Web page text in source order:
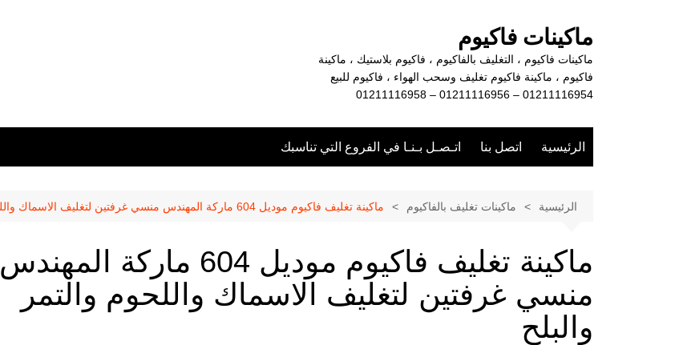
ماكينات فاكيوم
ماكينات فاكيوم ، التغليف بالفاكيوم ، فاكيوم بلاستيك ، ماكينة
فاكيوم ، ماكينة فاكيوم تغليف وسحب الهواء ، فاكيوم للبيع
01211116954 – 01211116956 – 01211116958
الرئيسية اتصل بنا اتـصـل بـنـا في الفروع التي تناسبك
الرئيسية ماكينات تغليف بالفاكيوم ماكينة تغليف فاكيوم موديل 604 ماركة المهندس منسي غرفتين لتغليف الاسماك واللحوم والتمر والبلح
ماكينة تغليف فاكيوم موديل 604 ماركة المهندس
منسي غرفتين لتغليف الاسماك واللحوم والتمر
والبلح